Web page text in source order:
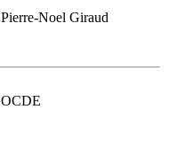
Pierre-Noel Giraud
OCDE